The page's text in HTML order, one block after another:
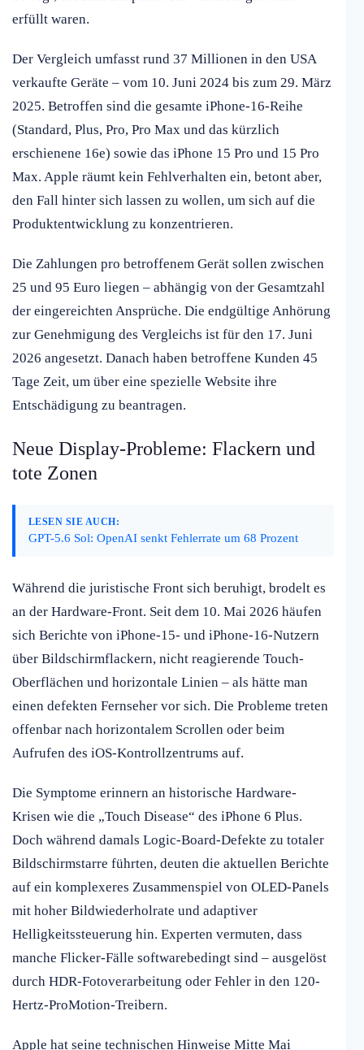
erfüllt waren.
Der Vergleich umfasst rund 37 Millionen in den USA
verkaufte Geräte – vom 10. Juni 2024 bis zum 29. März
2025. Betroffen sind die gesamte iPhone-16-Reihe
(Standard, Plus, Pro, Pro Max und das kürzlich
erschienene 16e) sowie das iPhone 15 Pro und 15 Pro
Max. Apple räumt kein Fehlverhalten ein, betont aber,
den Fall hinter sich lassen zu wollen, um sich auf die
Produktentwicklung zu konzentrieren.
Die Zahlungen pro betroffenem Gerät sollen zwischen
25 und 95 Euro liegen – abhängig von der Gesamtzahl
der eingereichten Ansprüche. Die endgültige Anhörung
zur Genehmigung des Vergleichs ist für den 17. Juni
2026 angesetzt. Danach haben betroffene Kunden 45
Tage Zeit, um über eine spezielle Website ihre
Entschädigung zu beantragen.
Neue Display-Probleme: Flackern und
tote Zonen
LESEN SIE AUCH:
GPT-5.6 Sol: OpenAI senkt Fehlerrate um 68 Prozent
Während die juristische Front sich beruhigt, brodelt es
an der Hardware-Front. Seit dem 10. Mai 2026 häufen
sich Berichte von iPhone-15- und iPhone-16-Nutzern
über Bildschirmflackern, nicht reagierende Touch-
Oberflächen und horizontale Linien – als hätte man
einen defekten Fernseher vor sich. Die Probleme treten
offenbar nach horizontalem Scrollen oder beim
Aufrufen des iOS-Kontrollzentrums auf.
Die Symptome erinnern an historische Hardware-
Krisen wie die „Touch Disease“ des iPhone 6 Plus.
Doch während damals Logic-Board-Defekte zu totaler
Bildschirmstarre führten, deuten die aktuellen Berichte
auf ein komplexeres Zusammenspiel von OLED-Panels
mit hoher Bildwiederholrate und adaptiver
Helligkeitssteuerung hin. Experten vermuten, dass
manche Flicker-Fälle softwarebedingt sind – ausgelöst
durch HDR-Fotoverarbeitung oder Fehler in den 120-
Hertz-ProMotion-Treibern.
Apple hat seine technischen Hinweise Mitte Mai